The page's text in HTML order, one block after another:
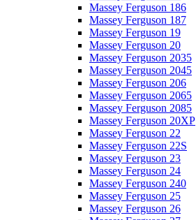
Massey Ferguson 186
Massey Ferguson 187
Massey Ferguson 19
Massey Ferguson 20
Massey Ferguson 2035
Massey Ferguson 2045
Massey Ferguson 206
Massey Ferguson 2065
Massey Ferguson 2085
Massey Ferguson 20XP
Massey Ferguson 22
Massey Ferguson 22S
Massey Ferguson 23
Massey Ferguson 24
Massey Ferguson 240
Massey Ferguson 25
Massey Ferguson 26